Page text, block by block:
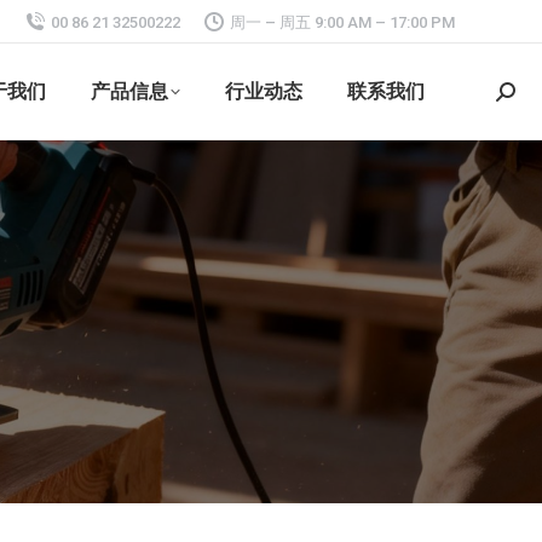
00 86 21 32500222 周一 – 周五 9:00 AM – 17:00 PM
我们 产品信息 行业动态 联系我们
搜